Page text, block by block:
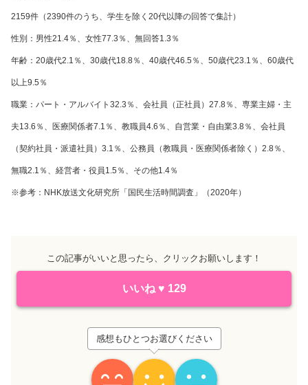
2159件（2390件のうち、学生を除く20代以降の回答で集計）
性別：男性21.4％、女性77.3％、無回答1.3％
年齢：20歳代2.1％、30歳代18.8％、40歳代46.5％、50歳代23.1％、60歳代
以上9.5％
職業：パート・アルバイト32.3％、会社員（正社員）27.8％、専業主婦・主
夫13.6％、医療関係者7.1％、教職員4.6％、自営業・自由業3.8％、会社員
（契約社員・派遣社員）3.1％、公務員（教職員・医療関係者除く）2.8％、
無職2.1％、経営者・役員1.5％、その他1.4％
※参考：NHK放送文化研究所「国民生活時間調査」（2020年）
この記事がいいと思ったら、クリックお願いします！
いいね ♥ 129
感想もひとつお選びください